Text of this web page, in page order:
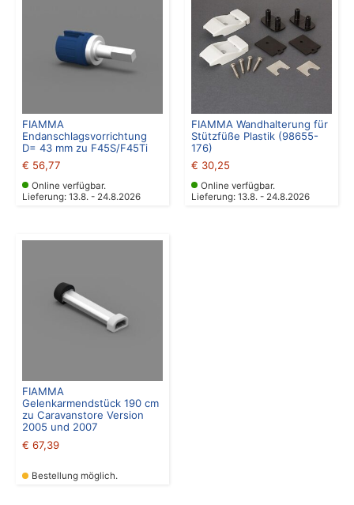
FIAMMA
Endanschlagsvorrichtung
D= 43 mm zu F45S/F45Ti
€ 56,77
Online verfügbar.
Lieferung: 13.8. - 24.8.2026
FIAMMA Wandhalterung für
Stützfüße Plastik (98655-
176)
€ 30,25
Online verfügbar.
Lieferung: 13.8. - 24.8.2026
FIAMMA
Gelenkarmendstück 190 cm
zu Caravanstore Version
2005 und 2007
€ 67,39
Bestellung möglich.